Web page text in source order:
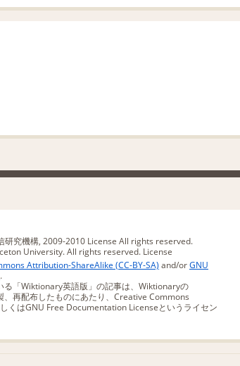
研究機構, 2009-2010 License All rights reserved.
University. All rights reserved. License
Attribution-ShareAlike (CC-BY-SA) and/orGNU
.
る「Wiktionary英語版」の記事は、Wiktionaryの
、再配布したものにあたり、Creative Commons
くはGNU Free Documentation Licenseというライセン